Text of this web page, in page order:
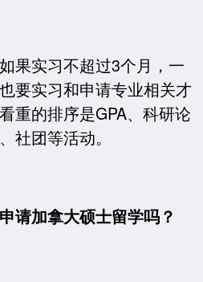
果实习不超过3个月，一
要实习和申请专业相关才
重的排序是GPA、科研论
社团等活动。
请加拿大硕士留学吗？